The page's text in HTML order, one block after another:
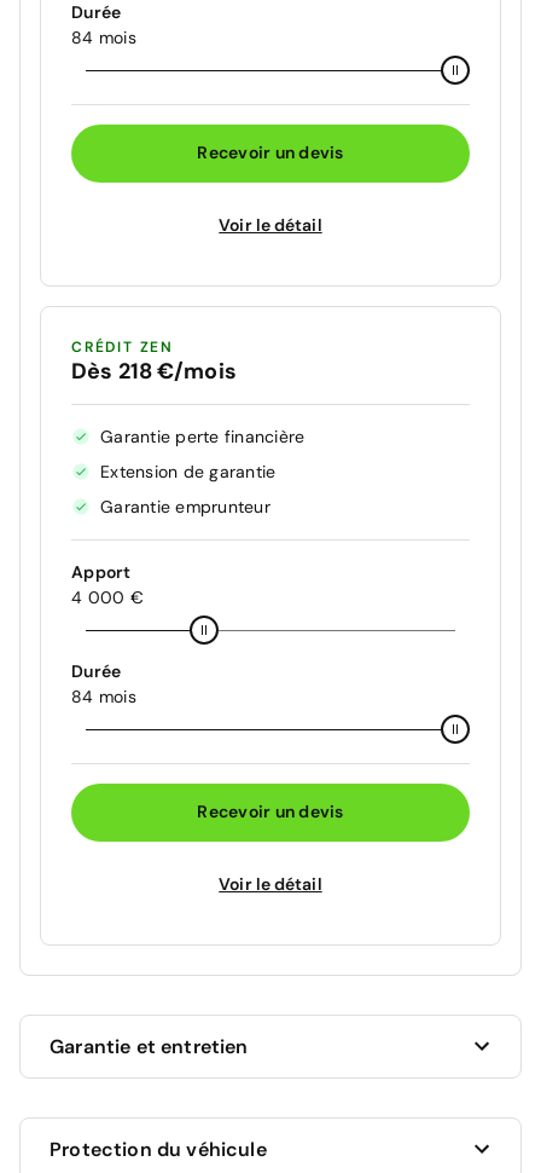
Durée
84 mois
Recevoir un devis
Voir le détail
CRÉDIT ZEN
Dès 218 €/mois
Garantie perte financière
Extension de garantie
Garantie emprunteur
Apport
4 000 €
Durée
84 mois
Recevoir un devis
Voir le détail
Garantie et entretien
mois à compter de la date de livraison.
Protection du véhicule